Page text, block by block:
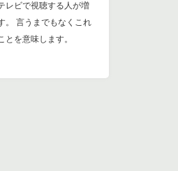
レビで視聴する人が増
。 言うまでもなくこれ
を意味します。